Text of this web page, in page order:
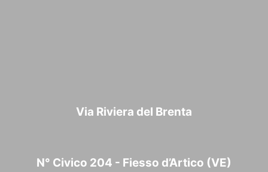
Via Riviera del Brenta
N° Civico 204 - Fiesso d’Artico (VE)